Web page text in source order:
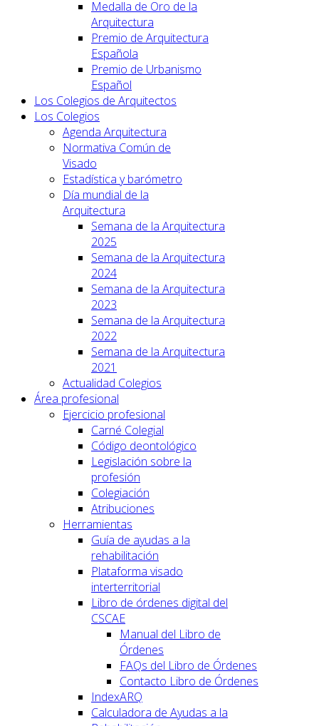
Medalla de Oro de la
Arquitectura
Premio de Arquitectura
Española
Premio de Urbanismo
Español
Los Colegios de Arquitectos
Los Colegios
Agenda Arquitectura
Normativa Común de
Visado
Estadística y barómetro
Día mundial de la
Arquitectura
Semana de la Arquitectura
2025
Semana de la Arquitectura
2024
Semana de la Arquitectura
2023
Semana de la Arquitectura
2022
Semana de la Arquitectura
2021
Actualidad Colegios
Área profesional
Ejercicio profesional
Carné Colegial
Código deontológico
Legislación sobre la
profesión
Colegiación
Atribuciones
Herramientas
Guía de ayudas a la
rehabilitación
Plataforma visado
interterritorial
Libro de órdenes digital del
CSCAE
Manual del Libro de
Órdenes
FAQs del Libro de Órdenes
Contacto Libro de Órdenes
IndexARQ
Calculadora de Ayudas a la